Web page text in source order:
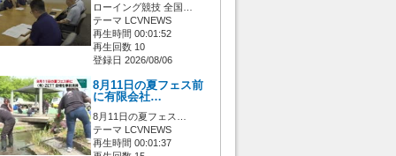
ローイング競技 全国…
テーマ LCVNEWS
再生時間 00:01:52
再生回数 10
登録日 2026/08/06
8月11日の夏フェス前
に有限会社…
8月11日の夏フェス…
テーマ LCVNEWS
再生時間 00:01:37